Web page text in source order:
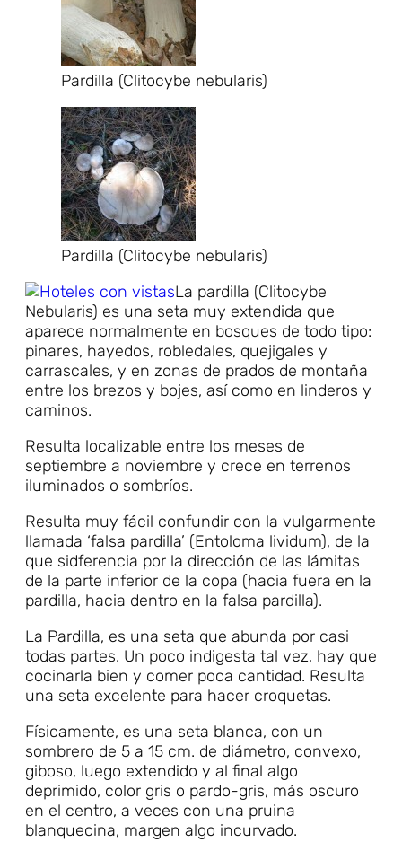
Pardilla (Clitocybe nebularis)
Pardilla (Clitocybe nebularis)
La pardilla (Clitocybe
Nebularis) es una seta muy extendida que
aparece normalmente en bosques de todo tipo:
pinares, hayedos, robledales, quejigales y
carrascales, y en zonas de prados de montaña
entre los brezos y bojes, así como en linderos y
caminos.
Resulta localizable entre los meses de
septiembre a noviembre y crece en terrenos
iluminados o sombríos.
Resulta muy fácil confundir con la vulgarmente
llamada ‘falsa pardilla’ (Entoloma lividum), de la
que sidferencia por la dirección de las lámitas
de la parte inferior de la copa (hacia fuera en la
pardilla, hacia dentro en la falsa pardilla).
La Pardilla, es una seta que abunda por casi
todas partes. Un poco indigesta tal vez, hay que
cocinarla bien y comer poca cantidad. Resulta
una seta excelente para hacer croquetas.
Físicamente, es una seta blanca, con un
sombrero de 5 a 15 cm. de diámetro, convexo,
giboso, luego extendido y al final algo
deprimido, color gris o pardo-gris, más oscuro
en el centro, a veces con una pruina
blanquecina, margen algo incurvado.